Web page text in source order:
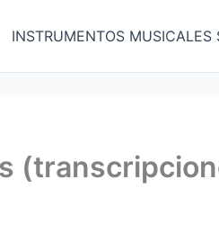
INSTRUMENTOS MUSICALES